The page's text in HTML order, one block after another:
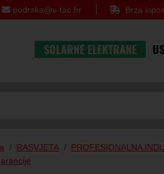
podrska@v-tac.hr Brza
SOLARNE ELEKTRANE
RASVJETA PROFESIONALNA